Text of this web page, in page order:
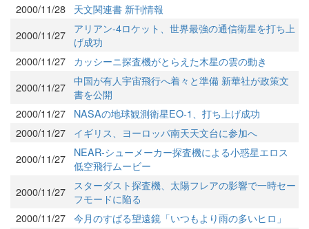
2000/11/28
天文関連書 新刊情報
2000/11/27
アリアン-4ロケット、世界最強の通信衛星を打ち上
げ成功
2000/11/27
カッシーニ探査機がとらえた木星の雲の動き
2000/11/27 中国が有人宇宙飛行へ着々と準備 新華社が政策文
書を公開
2000/11/27
NASAの地球観測衛星EO-1、打ち上げ成功
2000/11/27
イギリス、ヨーロッパ南天天文台に参加へ
2000/11/27
NEAR-シューメーカー探査機による小惑星エロス
低空飛行ムービー
2000/11/27
スターダスト探査機、太陽フレアの影響で一時セー
フモードに陥る
2000/11/27 今月のすばる望遠鏡「いつもより雨の多いヒロ」